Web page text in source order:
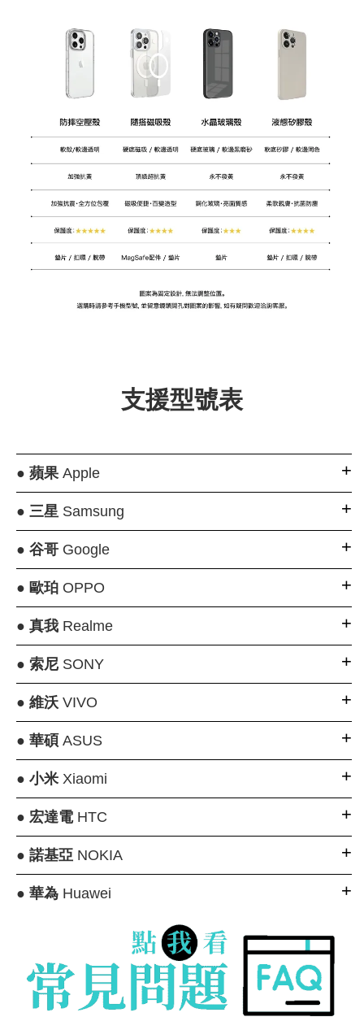
支援型號表
● 蘋果Apple
● 三星Samsung
● 谷哥Google
● 歐珀OPPO
● 真我Realme
● 索尼SONY
● 維沃VIVO
● 華碩 ASUS
● 小米Xiaomi
● 宏達電HTC
● 諾基亞NOKIA
● 華為Huawei